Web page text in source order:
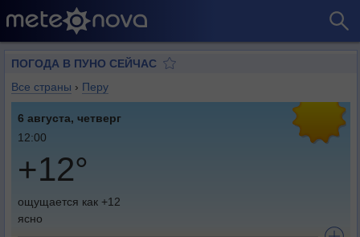
ПОГОДА В ПУНО СЕЙЧАС
Все страны › Перу
6 августа, четверг
12:00
+12°
ощущается как +12
ясно